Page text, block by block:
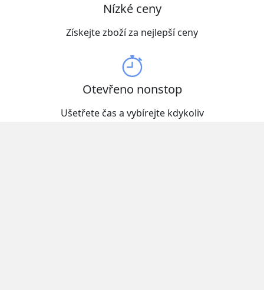
Nízké ceny
Získejte zboží za nejlepší ceny
Otevřeno nonstop
Ušetřete čas a vybírejte kdykoliv